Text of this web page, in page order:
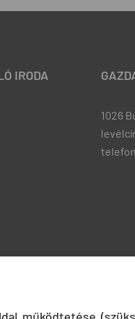
IRODA
1026